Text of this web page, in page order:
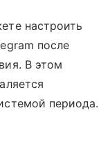
настроить
после
В этом
периода.